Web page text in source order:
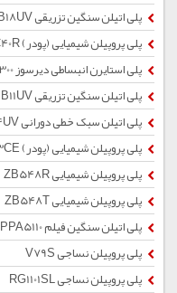
پلی اتیلن سنگین تزریقی 52B18UV
پلی پروپیلن شیمیایی (پودر) EPC40R
پلی استایرن انبساطی دیرسوز F300
پلی اتیلن سنگین تزریقی 52B11UV
پلی اتیلن سبک خطی دورانی 32604UV
پلی پروپیلن شیمیایی (پودر) EP2X83CE
پلی پروپیلن شیمیایی ZB548R
پلی پروپیلن شیمیایی ZB548T
پلی اتیلن سنگین فیلم PPA5110
پلی پروپیلن نساجی V79S
پلی پروپیلن نساجی RG1101SL